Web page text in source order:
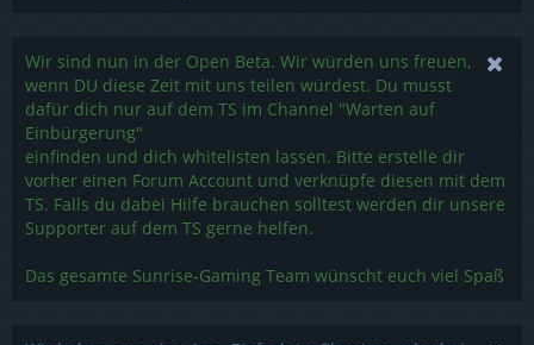
Wir sind nun in der Open Beta. Wir würden uns freuen,
wenn DU diese Zeit mit uns teilen würdest. Du musst
dafür dich nur auf dem TS im Channel "Warten auf
Einbürgerung"
einfinden und dich whitelisten lassen. Bitte erstelle dir
vorher einen Forum Account und verknüpfe diesen mit dem
TS. Falls du dabei Hilfe brauchen solltest werden dir unsere
Supporter auf dem TS gerne helfen.
Das gesamte Sunrise-Gaming Team wünscht euch viel Spaß